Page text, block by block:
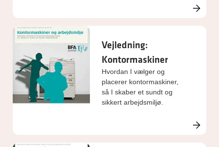
Vejledning:
Kontormaskiner
Hvordan I vælger og
placerer kontormaskiner,
så I skaber et sundt og
sikkert arbejdsmiljø.